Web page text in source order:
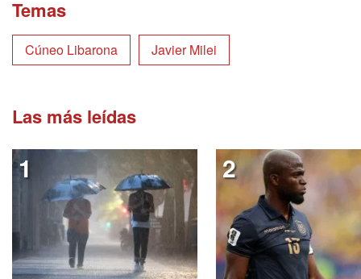
Temas
Cúneo Libarona Javier Milei
Las más leídas